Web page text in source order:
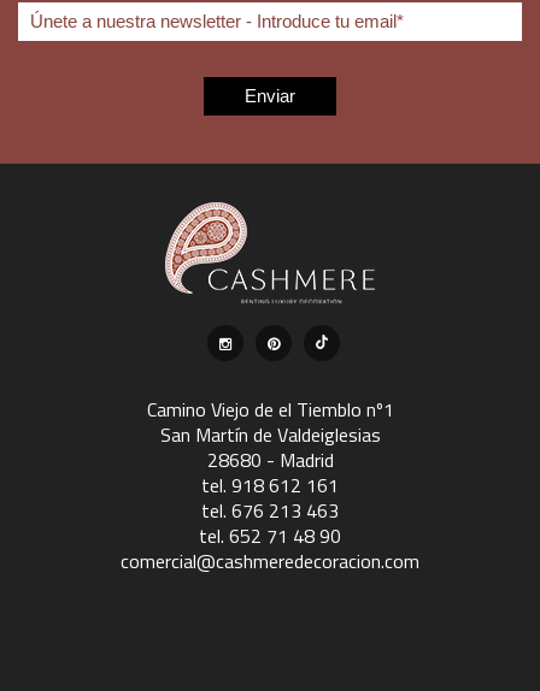
Camino Viejo de el Tiemblo nº1
San Martín de Valdeiglesias
28680 - Madrid
tel. 918 612 161
tel. 676 213 463
tel. 652 71 48 90
comercial@cashmeredecoracion.com